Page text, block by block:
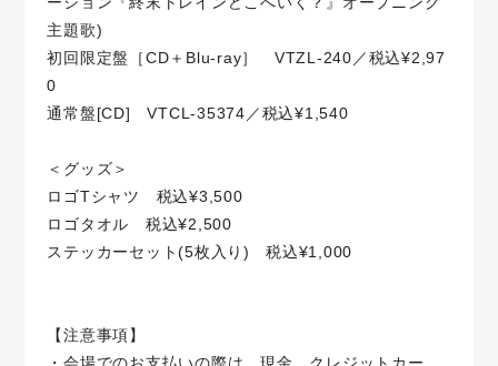
主題歌)
初回限定盤［CD＋Blu-ray］ VTZL-240／税込¥2,97
0
通常盤[CD] VTCL-35374／税込¥1,540
＜グッズ＞
ロゴTシャツ 税込¥3,500
ロゴタオル 税込¥2,500
ステッカーセット(5枚入り) 税込¥1,000
【注意事項】